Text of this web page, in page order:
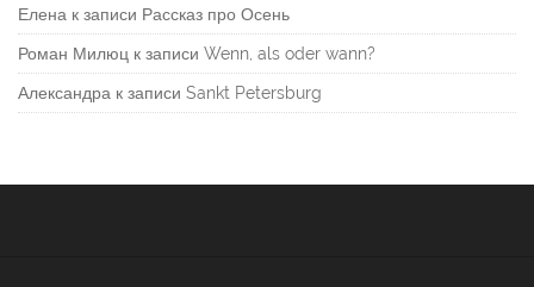
Елена к записи Рассказ про Осень
Роман Милюц к записи Wenn, als oder wann?
Александра к записи Sankt Petersburg